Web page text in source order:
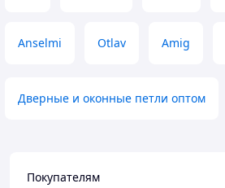
Anselmi Otlav Amig
Дверные и оконные петли оптом
Покупателям